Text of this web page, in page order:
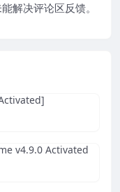
解决评论区反馈。
v4.9.0 Activated